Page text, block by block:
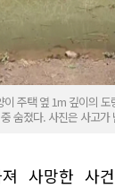
주택 옆 1m 깊이의
숨졌다. 사진은 사고가
사망한 사